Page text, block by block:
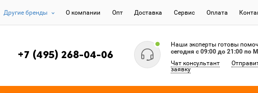
Другие бренды О компании Опт Доставка Сервис Оплата
+7 (495) 268-04-06
Наши эксперты готовы
сегодня c 09:00 до 21:00 по
Чат консультант
заявку